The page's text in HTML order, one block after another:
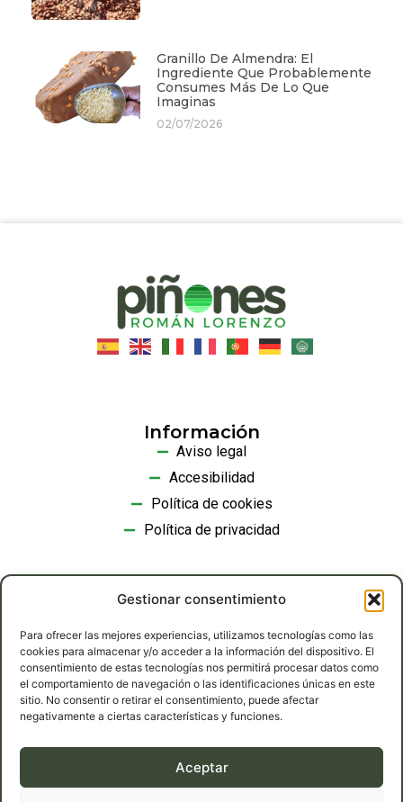
Gestionar consentimiento
Para ofrecer las mejores experiencias, utilizamos tecnologías como las
cookies para almacenar y/o acceder a la información del dispositivo. El
consentimiento de estas tecnologías nos permitirá procesar datos como
el comportamiento de navegación o las identificaciones únicas en este
sitio. No consentir o retirar el consentimiento, puede afectar
negativamente a ciertas características y funciones.
Aceptar
Granillo De Almendra: El
Ingrediente Que Probablemente
Consumes Más De Lo Que
Imaginas
02/07/2026
Información
Aviso legal
Accesibilidad
Política de cookies
Política de privacidad
Contacto
Carretera de Medina del Campo, km 14,800, 47230,
Matapozuelos
Email: info@pinonesromanlorenzo.com